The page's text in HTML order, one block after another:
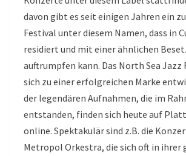
davon gibt es seit einigen Jahren ein
Festival unter diesem Namen, dass in
residiert und mit einer ähnlichen
auftrumpfen kann. Das North Sea Jazz
sich zu einer erfolgreichen Marke
der legendären Aufnahmen, die im
entstanden, finden sich heute auf
online. Spektakulär sind z.B. die
Metropol Orkestra, die sich oft in ihrer